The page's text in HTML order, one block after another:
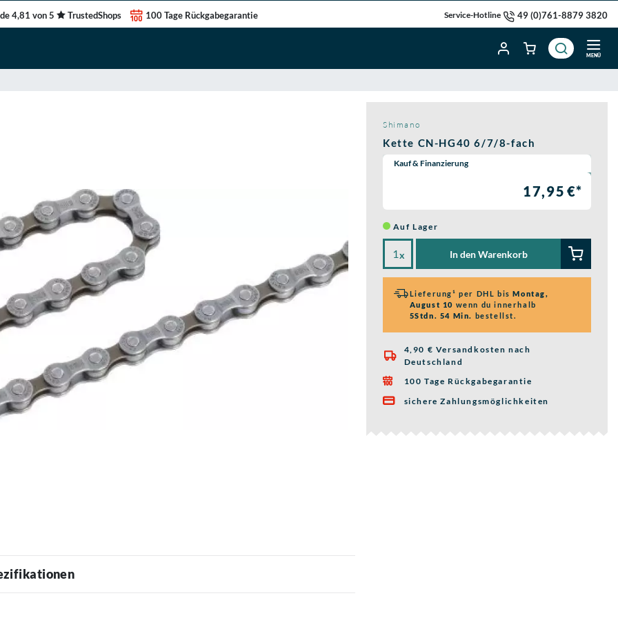
4,81 von 5 TrustedShops 100 Tage Rückgabegarantie Service-Hotline 49 (0)761-8879 3820
MENÜ
Shimano
Kette CN-HG40 6/7/8-fach
Wähle eine Preisoption:
Kauf & Finanzierung
17,95 €*
Auf Lager
x In den Warenkorb
Lieferung¹ per DHL bisMontag,
August 10 wenn du innerhalb
5Stdn. 54 Min.
bestellst.

4,90 € Versandkosten nach
Deutschland
 100 Tage Rückgabegarantie
 sichere Zahlungsmöglichkeiten